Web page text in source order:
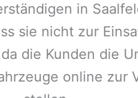
in
sie nicht zur
die Kunden die
online zur